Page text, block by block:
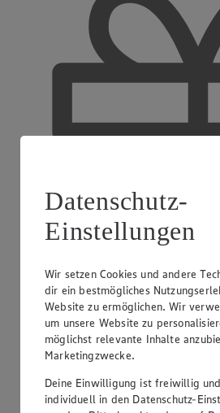
EDEKA Gutscheinkarte
Datenschutz-
Einstellungen
Wir setzen Cookies und andere
dir ein bestmögliches
Website zu ermöglichen. Wir
um unsere Website zu
möglichst relevante Inhalte
Marketingzwecke.
Deine Einwilligung ist freiwillig
individuell in den Datenschutz-